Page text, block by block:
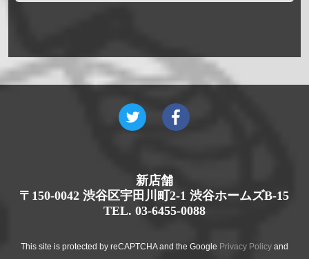
新店舗
〒150-0042 渋谷区宇田川町2-1 渋谷ホームズB-15
TEL. 03-6455-0088
This site is protected by reCAPTCHA and the Google Privacy Policyand